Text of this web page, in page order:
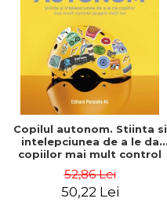
Copilul autonom. Stiinta si
intelepciunea de a le da
copiilor mai mult control
William Stixrud, Ned
Johnson
52,86 Lei
50,22 Lei